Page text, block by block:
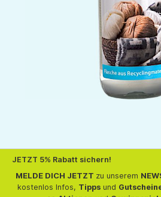
JETZT 5% Rabatt sichern!
MELDE DICH JETZT zu unserem
kostenlos Infos, Tippsund